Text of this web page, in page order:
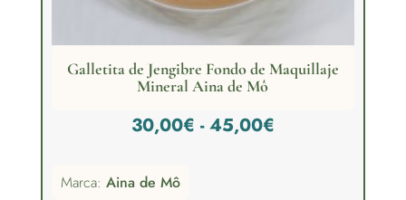
Galletita de Jengibre Fondo de Maquillaje
Mineral Aina de Mô
30,00€ - 45,00€Rango
Marca: Aina de Mô